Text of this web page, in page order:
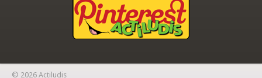
© 2026 Actiludis